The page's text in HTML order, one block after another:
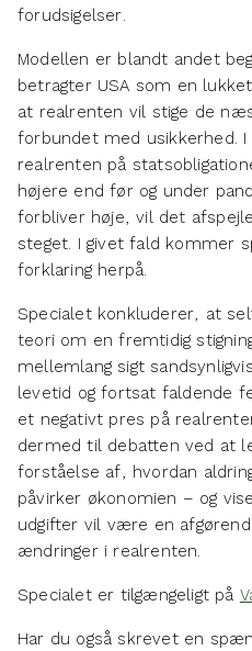
forudsigelser.
Modellen er blandt andet
betragter USA som en
at realrenten vil stige de
forbundet med usikkerhed.
realrenten på
højere end før og under
forbliver høje, vil det
steget. I givet fald kommer
forklaring herpå.
Specialet konkluderer, at
teori om en fremtidig
mellemlang sigt
levetid og fortsat faldende
et negativt pres på
dermed til debatten ved at
forståelse af, hvordan
påvirker økonomien – og
udgifter vil være en
ændringer i realrenten.
Specialet er tilgængeligt på
Har du også skrevet en